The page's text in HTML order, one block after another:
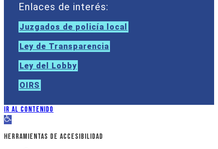
Enlaces de interés:
Juzgados de policía local
Ley de Transparencia
Ley del Lobby
OIRS
Ir al contenido
Abrir barra de herramientas
Herramientas de accesibilidad